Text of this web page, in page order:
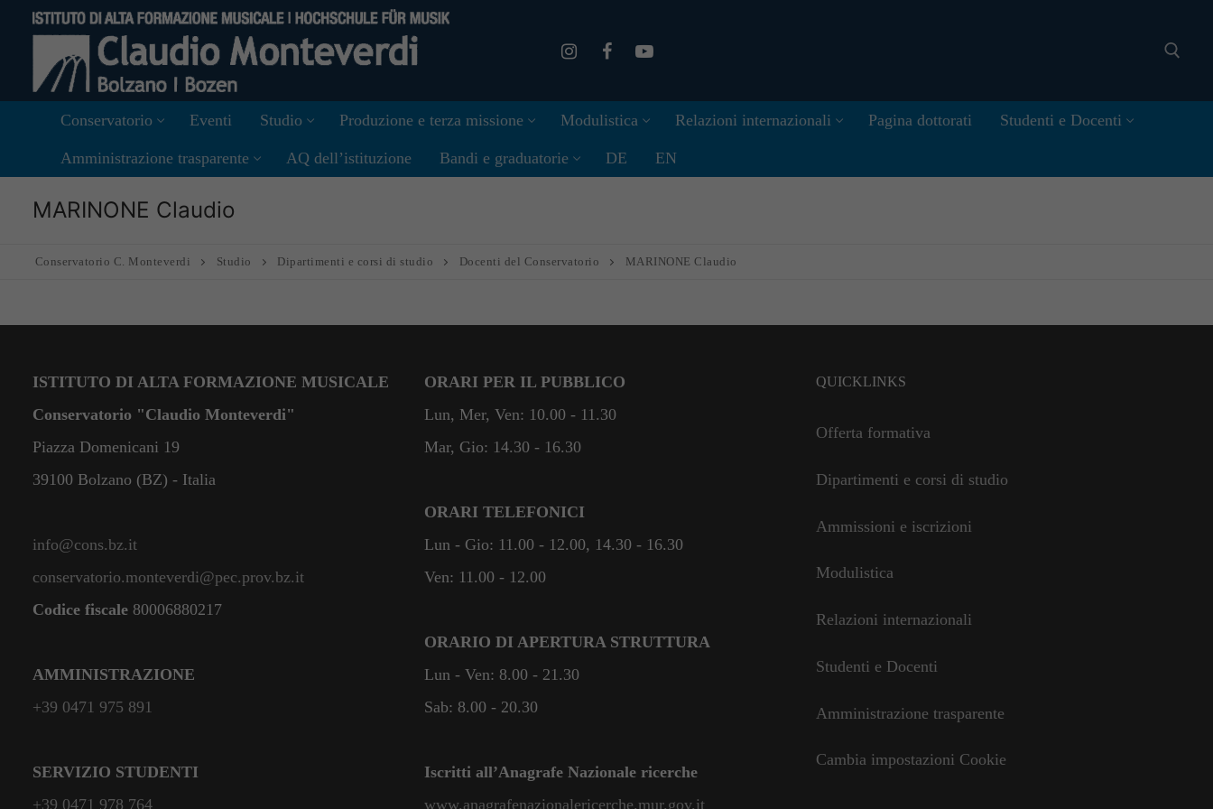
contenuto
Cerca:
Conservatorio Eventi Studio Produzione e terza missione Modulistica Relazioni internazionali Pagina dottorati Studenti e Docenti
Amministrazione trasparente AQ dell’istituzione Bandi e graduatorie DE EN
MARINONE Claudio
Conservatorio C. Monteverdi Studio Dipartimenti e corsi di studio Docenti del Conservatorio MARINONE Claudio
ISTITUTO DI ALTA FORMAZIONE MUSICALE
Conservatorio "Claudio Monteverdi"
Piazza Domenicani 19
39100 Bolzano (BZ) - Italia
info@cons.bz.it
conservatorio.monteverdi@pec.prov.bz.it
Codice fiscale 80006880217
AMMINISTRAZIONE
+39 0471 975 891
SERVIZIO STUDENTI
+39 0471 978 764
ORARI PER IL PUBBLICO
Lun, Mer, Ven: 10.00 - 11.30
Mar, Gio: 14.30 - 16.30
ORARI TELEFONICI
Lun - Gio: 11.00 - 12.00, 14.30 - 16.30
Ven: 11.00 - 12.00
ORARIO DI APERTURA STRUTTURA
Lun - Ven: 8.00 - 21.30
Sab: 8.00 - 20.30
Iscritti all’Anagrafe Nazionale ricerche
www.anagrafenazionalericerche.mur.gov.it
QUICKLINKS
Offerta formativa
Dipartimenti e corsi di studio
Ammissioni e iscrizioni
Modulistica
Relazioni internazionali
Studenti e Docenti
Amministrazione trasparente
Cambia impostazioni Cookie